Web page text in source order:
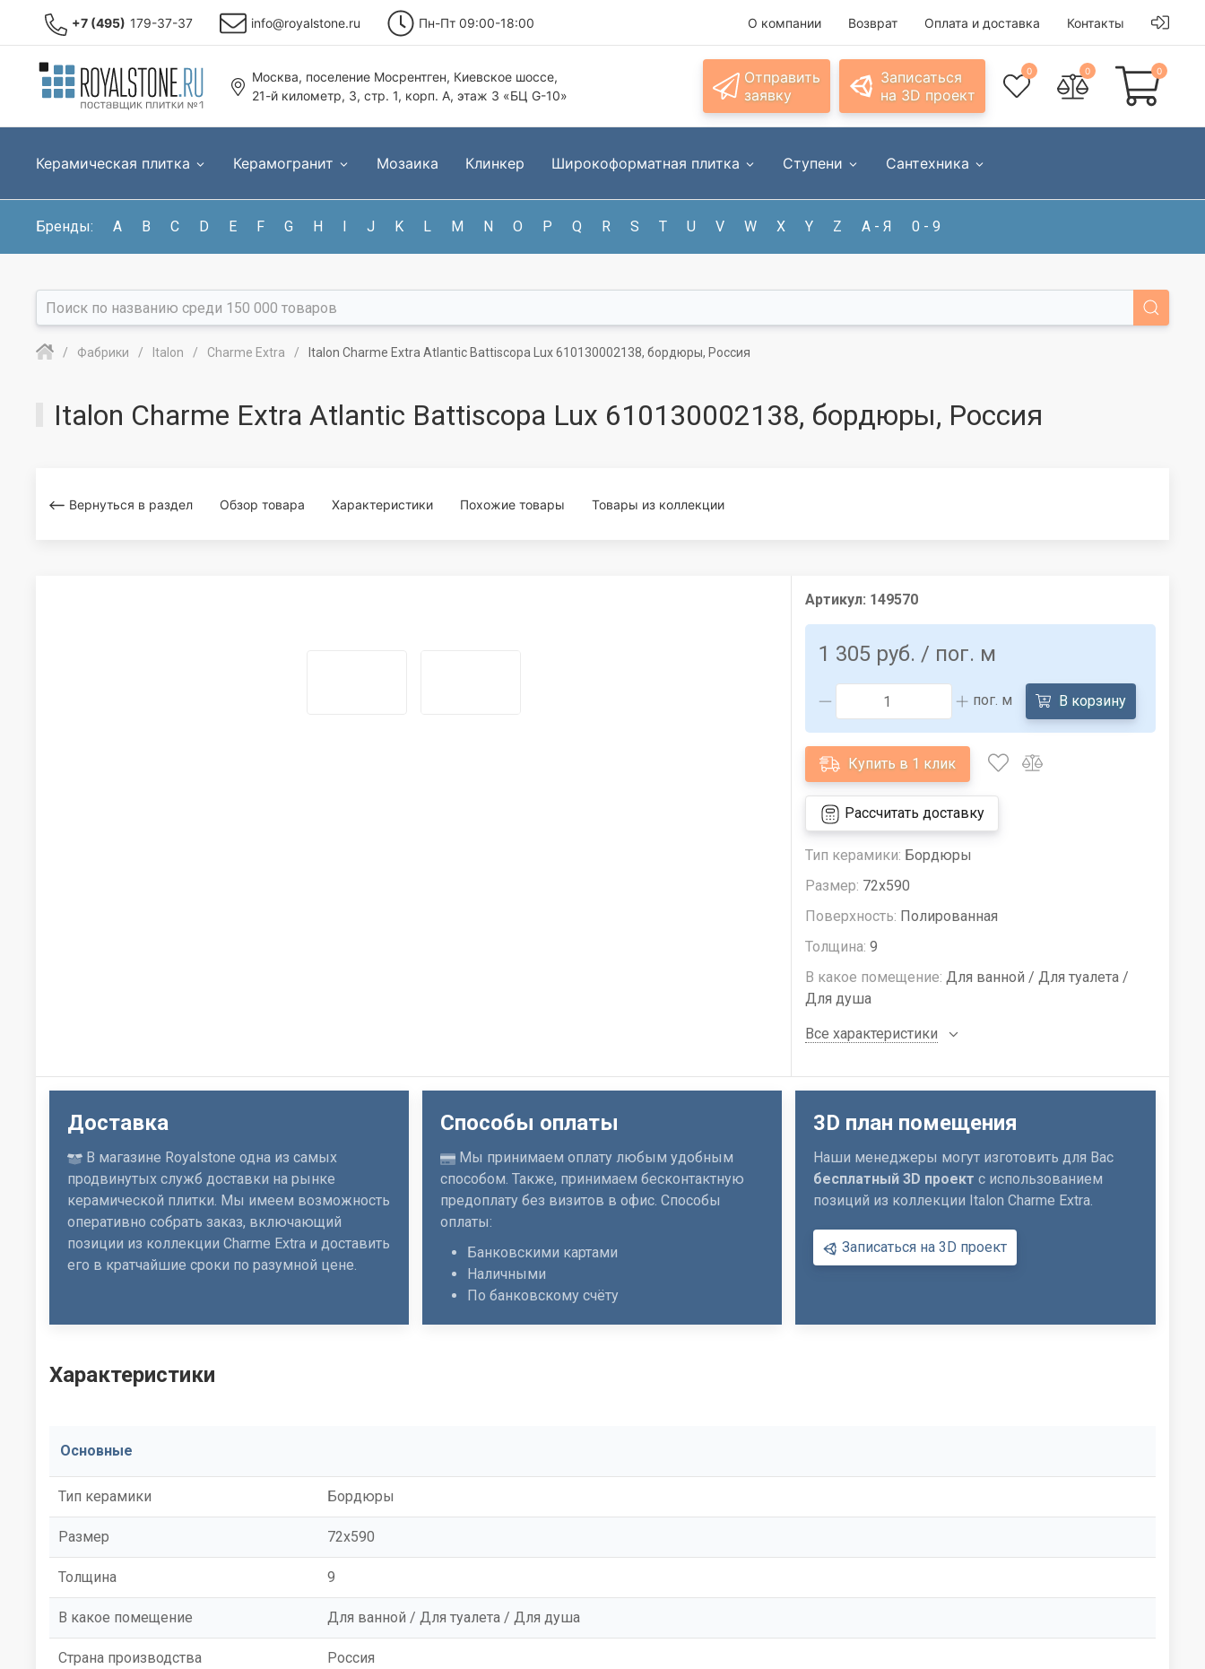
+7 (495) 179-37-37 info@royalstone.ru Пн-Пт 09:00-18:00 О компании Возврат Оплата и доставка Контакты
Москва, поселение Мосрентген, Киевское шоссе,
21-й километр, 3, стр. 1, корп. А, этаж 3 «БЦ G-10»
Отправить
заявку
Записаться
на 3D проект
0 0 0
Керамическая плитка Керамогранит Мозаика Клинкер Широкоформатная плитка Ступени Сантехника
Бренды: A B C D E F G H I J K L M N O P Q R S T U V W X Y Z А - Я 0 - 9
Фабрики Italon Charme Extra Italon Charme Extra Atlantic Battiscopa Lux 610130002138, бордюры, Россия
Italon Charme Extra Atlantic Battiscopa Lux 610130002138, бордюры, Россия
Вернуться в раздел Обзор товара Характеристики Похожие товары Товары из коллекции
Артикул: 149570
1 305 руб. / пог. м
пог. м В корзину
Купить в 1 клик
Рассчитать доставку
Тип керамики: Бордюры
Размер: 72x590
Поверхность: Полированная
Толщина: 9
В какое помещение: Для ванной / Для туалета /
Для душа
Все характеристики
Доставка
В магазине Royalstone одна из самых
продвинутых служб доставки на рынке
керамической плитки. Мы имеем возможность
оперативно собрать заказ, включающий
позиции из коллекции Charme Extra и доставить
его в кратчайшие сроки по разумной цене.
Способы оплаты
Мы принимаем оплату любым удобным
способом. Также, принимаем бесконтактную
предоплату без визитов в офис. Способы
оплаты:
Банковскими картами
Наличными
По банковскому счёту
3D план помещения
Наши менеджеры могут изготовить для Вас
бесплатный 3D проект с использованием
позиций из коллекции Italon Charme Extra.
Записаться на 3D проект
Характеристики
Основные
Тип керамики Бордюры
Размер 72x590
Толщина 9
В какое помещение Для ванной / Для туалета / Для душа
Страна производства Россия